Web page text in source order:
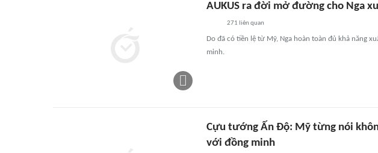
AUKUS ra đời mở đường cho Nga
271 liên quan
Do đã có tiền lệ từ Mỹ, Nga hoàn toàn đủ khả năng
minh.
Cựu tướng Ấn Độ: Mỹ từng nói
với đồng minh